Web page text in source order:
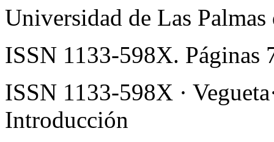
Universidad de Las Palmas
ISSN 1133-598X. Páginas
ISSN 1133-598X ·
Introducción